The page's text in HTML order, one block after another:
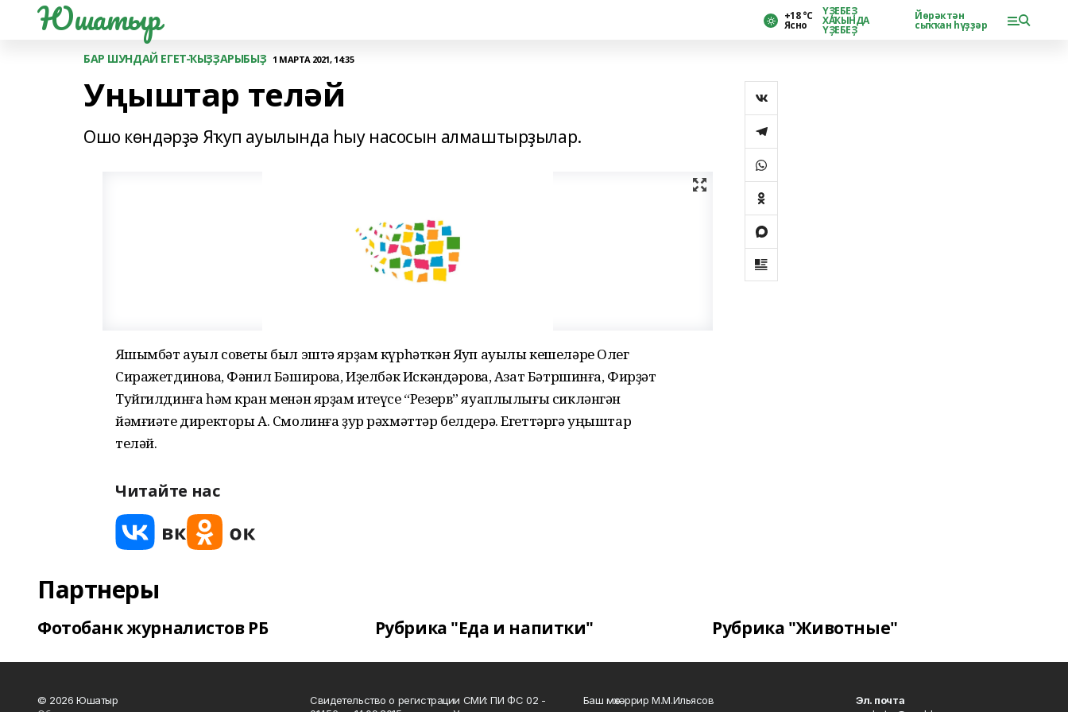
Юшатыр +18 °С
Ясно
ҮҘЕБЕҘ
ХАҠЫНДА
ҮҘЕБЕҘ
Йөрәктән
сыҡҡан һүҙҙәр
БАР ШУНДАЙ ЕГЕТ-ҠЫҘҘАРЫБЫҘ 1 МАРТА 2021, 14:35
Уңыштар теләй
Ошо көндәрҙә Яҡуп ауылында һыу насосын алмаштырҙылар.
Яҡшымбәт ауыл советы был эштә ярҙам күрһәткән Яҡуп ауылы кешеләре Олег
Сиражетдиновҡа, Фәнил Бәшировҡа, Иҙелбәк Искәндәровҡа, Азат Бәтршинға, Фирҙәт
Туйгилдинға һәм кран менән ярҙам итеүсе “Резерв” яуаплылығы сикләнгән
йәмғиәте директоры А. Смолинға ҙур рәхмәттәр белдерә. Егеттәргә уңыштар
теләй.
Читайте нас
Партнеры
Фотобанк журналистов РБ Рубрика "Еда и напитки" Рубрика "Животные"
© 2026 Юшатыр
Свидетельство о регистрации СМИ: ПИ ФС 02 -
Баш мөхәррир М.М.Ильясов
Эл. почта